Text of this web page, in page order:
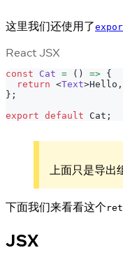
这里我们还使用了
React JSX
const Cat = ( ) => {
return <Text>
} ;
export default Cat ;
上面只是导出
下面我们来看看这个
JSX